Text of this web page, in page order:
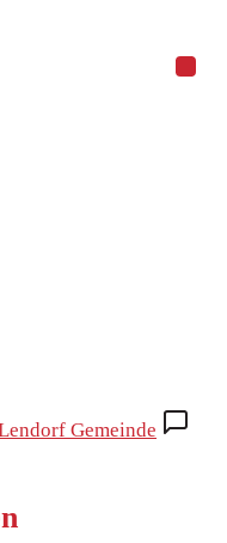
Gemeinde